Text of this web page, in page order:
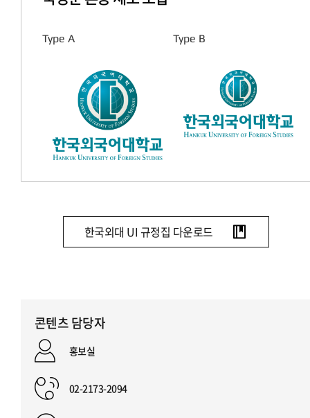
Type A Type B
한국외대 UI 규정집 다운로드
콘텐츠 담당자
홍보실
02-2173-2094